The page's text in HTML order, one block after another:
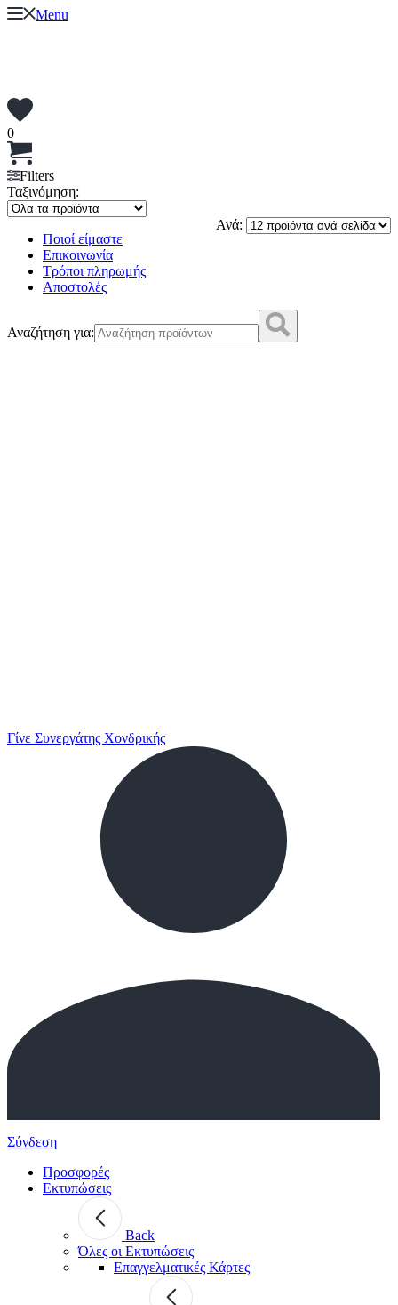
Menu
0
Filters
Ταξινόμηση:
Ανά:
Ποιοί είμαστε
Επικοινωνία
Τρόποι πληρωμής
Αποστολές
Αναζήτηση για:
Γίνε Συνεργάτης Χονδρικής
Σύνδεση
Προσφορές
Εκτυπώσεις
Back
Όλες οι Εκτυπώσεις
Επαγγελματικές Κάρτες